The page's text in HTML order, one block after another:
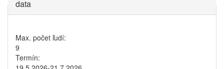
data
Max. počet ľudí:
9
Termín: